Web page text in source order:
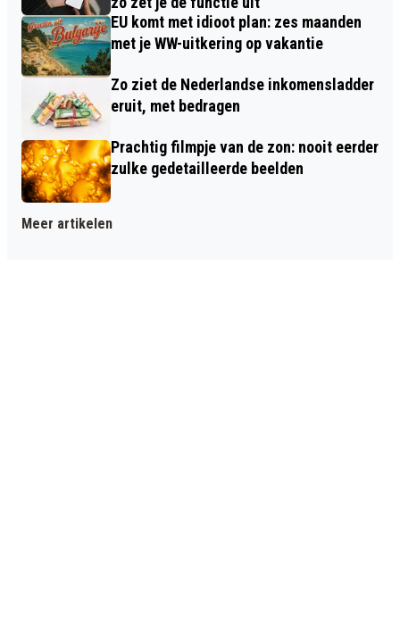
EU komt met idioot plan: zes maanden
met je WW-uitkering op vakantie
Zo ziet de Nederlandse inkomensladder
eruit, met bedragen
Prachtig filmpje van de zon: nooit eerder
zulke gedetailleerde beelden
Meer artikelen